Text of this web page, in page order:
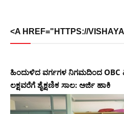
<A HREF="HTTPS://
ಹಿಂದುಳಿದ ವರ್ಗಗಳ ನಿಗಮದಿಂದ OBC
ಲಕ್ಷವರೆಗೆ ಶೈಕ್ಷಣಿಕ ಸಾಲ: ಅರ್ಜಿ ಹಾಕಿ